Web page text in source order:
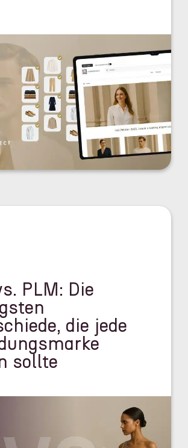
PLM: Die
die jede
sollte